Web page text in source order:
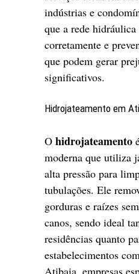
indústrias e
que a rede
corretamente e
que podem gerar
significativos.
Hidrojateamento em
O hidrojateamento
moderna que utiliza
alta pressão para
tubulações. Ele
gorduras e raízes
canos, sendo ideal
residências quanto
estabelecimentos
Atibaia, empresas